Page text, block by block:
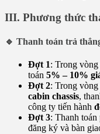
III. Phương thức
🔹 Thanh toán trả
Đợt 1: Trong
toán 5% – 10%
Đợt 2: Trong
cabin chassis,
công ty tiến hành
Đợt 3: Thanh
đăng ký và bàn